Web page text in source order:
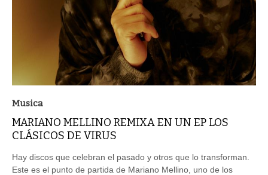
MARIANO MELLINO REMIXA EN UN EP LOS
CLÁSICOS DE VIRUS
Este es el punto de partida de Mariano Mellino, uno de los
nombres más consistentes de la electrónica argentina en la